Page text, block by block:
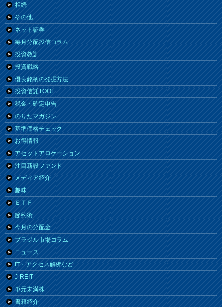
相続
その他
ネット証券
毎月分配投信コラム
投資教訓
投資戦略
優良銘柄の発掘方法
投資信託TOOL
税金・確定申告
のりたマガジン
基準価格チェック
お得情報
アセットアロケーション
注目新設ファンド
メディア紹介
趣味
ＥＴＦ
節約術
今月の分配金
ブラジル市場コラム
ニュース
IT・アクセス解析など
J-REIT
単元未満株
書籍紹介